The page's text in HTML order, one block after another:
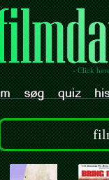
- Click